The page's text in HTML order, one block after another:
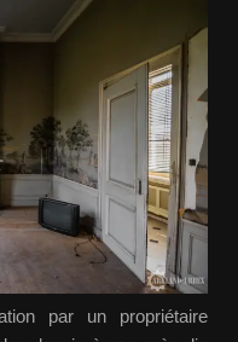
par un propriétaire